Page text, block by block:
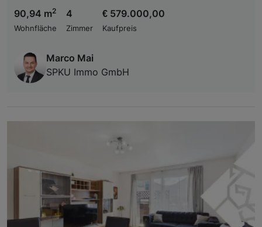
90,94 m2
Wohnfläche
4
Zimmer
€ 579.000,00
Kaufpreis
Marco Mai
SPKU Immo GmbH